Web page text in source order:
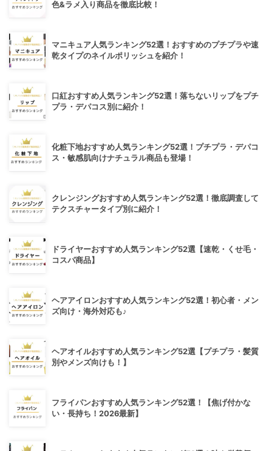
色&ラメ入り商品を徹底比較！
マニキュア人気ランキング52選！おすすめのプチプラや速
乾タイプのネイルポリッシュを紹介！
口紅おすすめ人気ランキング52選！落ちないリップをプチ
プラ・デパコス別に紹介！
化粧下地おすすめ人気ランキング52選！プチプラ・デパコ
ス・敏感肌向けナチュラル商品も登場！
クレンジングおすすめ人気ランキング52選！徹底調査して
テクスチャータイプ別に紹介！
ドライヤーおすすめ人気ランキング52選【速乾・くせ毛・
コスパ商品】
ヘアアイロンおすすめ人気ランキング52選！初心者・メン
ズ向け・海外対応も♪
ヘアオイルおすすめ人気ランキング52選【プチプラ・髪質
別やメンズ向けも！】
フライパンおすすめ人気ランキング52選！【焦げ付かな
い・長持ち！2026最新】